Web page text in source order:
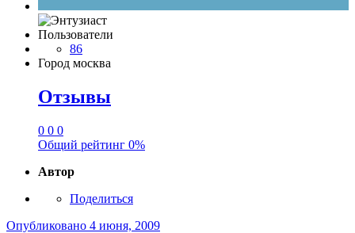
Пользователи
86
Город москва
Отзывы
0 0 0
Общий рейтинг 0%
Автор
Поделиться
Опубликовано 4 июня, 2009